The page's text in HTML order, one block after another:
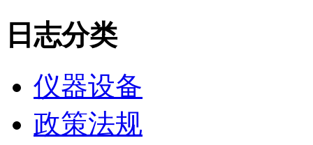
日志分类
仪器设备
政策法规